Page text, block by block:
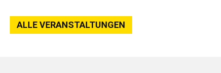
ALLE VERANSTALTUNGEN